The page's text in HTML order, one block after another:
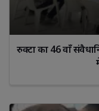
रुक्टा का 46 वाँ